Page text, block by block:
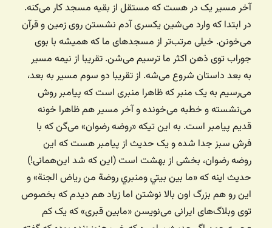
آخر مسیر یک در هست که مستقل از بقیه مسجد کار می‌کنه.
در ابتدا که وارد می‌شین یکسری آدم نشستن روی زمین و قرآن
می‌خونن. خیلی مرتب‌تر از مسجدهای ما که همیشه با بوی
جوراب توی ذهن اکثر ما ترسیم می‌شن. تقریبا از نیمه مسیر
به بعد داستان شروع می‌شه. از تقریبا دو سوم مسیر به بعد،
می‌رسیم به یک منبر که ظاهرا منبری است که پیامبر روش
می‌نشسته و خطبه می‌خونده و آخر مسیر هم ظاهرا خونه
قدیم پیامبر است. به این تیکه «روضه رضوان» می‌گن که با
فرش سبز جدا شده و یک حدیث از پیامبر هست که این
روضه رضوان، بخشی از بهشت است (این که شد این‌همانی!)‌
حدیث اینه که «ما بين بيتي ومنبري روضة من رياض الجنة» و
این رو هم بزرگ اون بالا نوشتن اما زیاد هم دیدم که بخصوص
توی وبلاگ‌های ایرانی می‌نویسن «مابین قبری» که یک کم